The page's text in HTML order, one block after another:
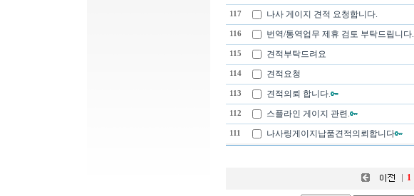
117 나사 게이지 견적 요청합니다.
116 번역/통역업무 제휴 검토 부탁드립니다.
115 견적부탁드려요
114 견적요청
113 견적의뢰 합니다.
112 스플라인 게이지 관련.
111 나사링게이지납품견적의뢰합니다
1